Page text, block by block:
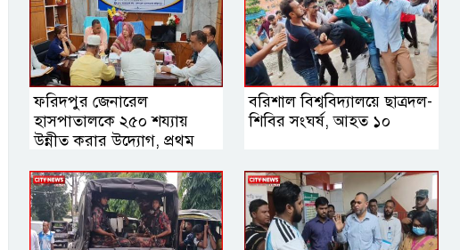
ফরিদপুর জেনারেল
হাসপাতালকে ২৫০ শয্যায়
উন্নীত করার উদ্যোগ, প্রথম
ইউসুফ
বরিশাল বিশ্ববিদ্যালয়ে ছাত্রদল-
শিবির সংঘর্ষ, আহত ১০